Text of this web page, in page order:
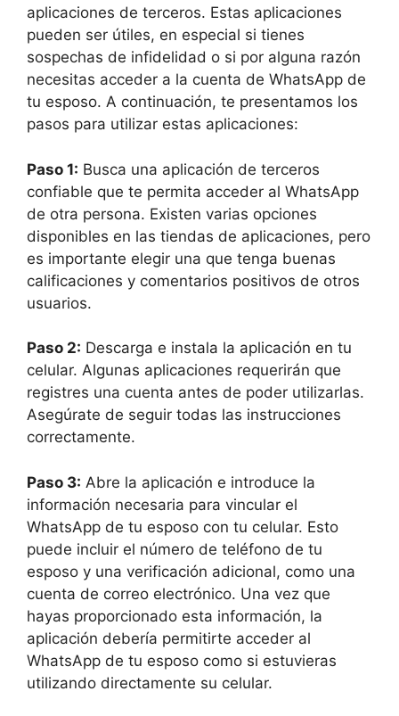
aplicaciones de terceros. Estas aplicaciones
pueden ser útiles, en especial si tienes
sospechas de infidelidad o si por alguna razón
necesitas acceder a la cuenta de WhatsApp de
tu esposo. A continuación, te presentamos los
pasos para utilizar estas aplicaciones:
Paso 1: Busca una aplicación de terceros
confiable que te permita acceder al WhatsApp
de otra persona. Existen varias opciones
disponibles en las tiendas de aplicaciones, pero
es importante elegir una que tenga buenas
calificaciones y comentarios positivos de otros
usuarios.
Paso 2: Descarga e instala la aplicación en tu
celular. Algunas aplicaciones requerirán que
registres una cuenta antes de poder utilizarlas.
Asegúrate de seguir todas las instrucciones
correctamente.
Paso 3: Abre la aplicación e introduce la
información necesaria para vincular el
WhatsApp de tu esposo con tu celular. Esto
puede incluir el número de teléfono de tu
esposo y una verificación adicional, como una
cuenta de correo electrónico. Una vez que
hayas proporcionado esta información, la
aplicación debería permitirte acceder al
WhatsApp de tu esposo como si estuvieras
utilizando directamente su celular.